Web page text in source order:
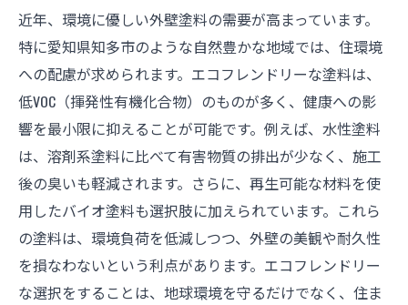
近年、環境に優しい外壁塗料の需要が高まっています。
特に愛知県知多市のような自然豊かな地域では、住環境
への配慮が求められます。エコフレンドリーな塗料は、
低VOC（揮発性有機化合物）のものが多く、健康への影
響を最小限に抑えることが可能です。例えば、水性塗料
は、溶剤系塗料に比べて有害物質の排出が少なく、施工
後の臭いも軽減されます。さらに、再生可能な材料を使
用したバイオ塗料も選択肢に加えられています。これら
の塗料は、環境負荷を低減しつつ、外壁の美観や耐久性
を損なわないという利点があります。エコフレンドリー
な選択をすることは、地球環境を守るだけでなく、住ま